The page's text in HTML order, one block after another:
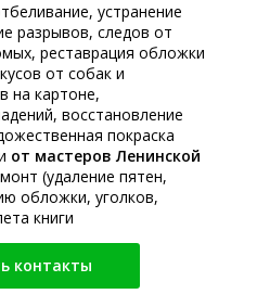
устранение
разрывов, следов от
реставрация обложки
от собак и
на картоне,
восстановление
покраска
от мастеров Ленинской
(удаление пятен,
обложки, уголков,
книги
контакты